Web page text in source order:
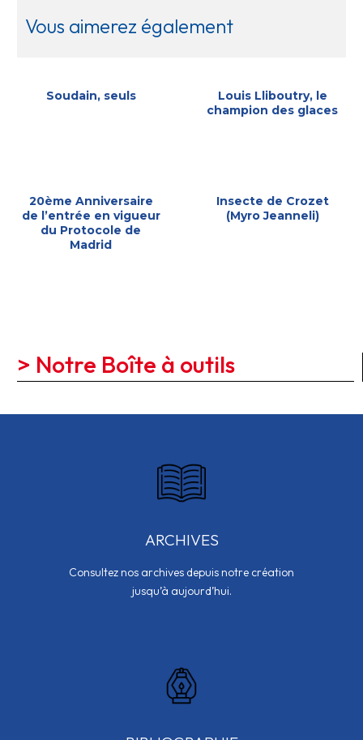
Vous aimerez également
Soudain, seuls
Louis Lliboutry, le
champion des glaces
20ème Anniversaire
de l’entrée en vigueur
du Protocole de
Madrid
Insecte de Crozet
(Myro Jeanneli)
> Notre Boîte à outils
ARCHIVES
Consultez nos archives depuis notre création
jusqu’à aujourd’hui.